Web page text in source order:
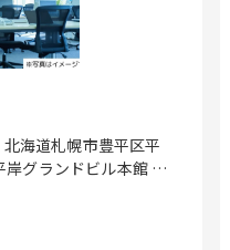
グランドビル本館 2